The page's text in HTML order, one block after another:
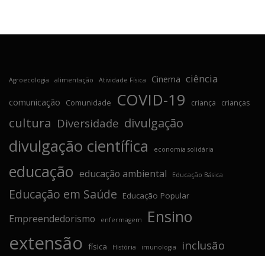
Agroecologia alimentação Atividade Física Cinema ciência
comunicação Comunidade COVID-19 criança crianças
cultura Diversidade divulgação
divulgação científica economia solidária
educação educação ambiental Educação Básica
Educação em Saúde Educação Popular
Empreendedorismo enfermagem Ensino
extensão física História imunologia inclusão